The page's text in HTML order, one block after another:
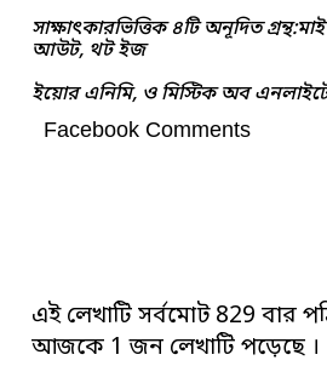
সাক্ষাৎকারভিত্তিক ৪টি অনূদিত
আউট, থট ইজ
ইয়োর এনিমি, ও মিস্টিক অব
Facebook Comments
এই লেখাটি সর্বমোট 829 বার
আজকে 1 জন লেখাটি পড়েছে ।